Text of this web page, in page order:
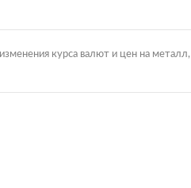
курса валют и цен на